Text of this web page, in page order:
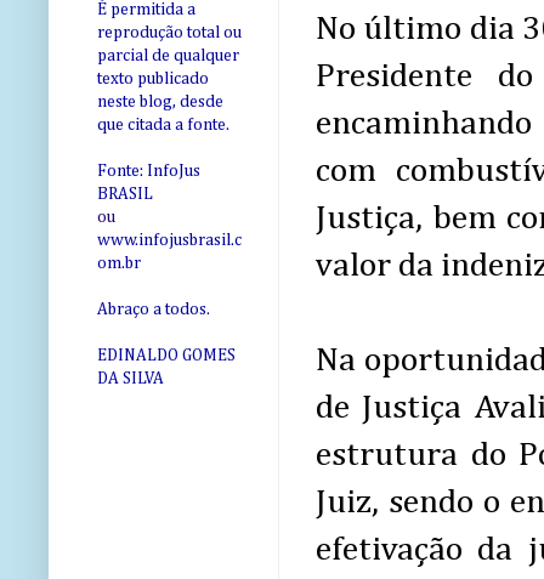
No último dia
Presidente
com
Justiça, bem
valor da
Na
de Justiça
estrutura do
Juiz, sendo o
efetivação da
É permitida a
reprodução total ou
parcial de qualquer
texto publicado
neste blog, desde
que citada a fonte.
Fonte: InfoJus
BRASIL
ou
www.infojusbrasil.c
om.br
Abraço a todos.
EDINALDO GOMES
DA SILVA